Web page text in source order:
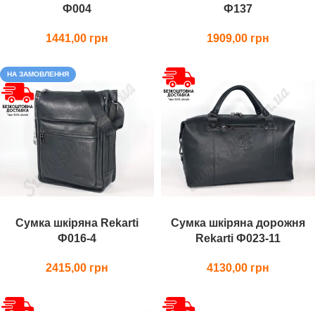
Ф004
1441,00
Ф137
1909,00
НА ЗАМОВЛЕННЯ
Сумка шкіряна Rekarti
Ф016-4
2415,00
Сумка шкіряна дорожня
Rekarti Ф023-11
4130,00